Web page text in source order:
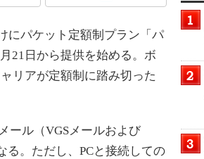
にパケット定額制プラン「パ
21日から提供を始める。ボ
リアが定額制に踏み切った
ール（VGSメールおよび
る。ただし、PCと接続しての